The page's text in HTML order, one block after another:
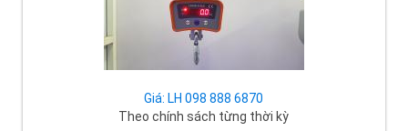
Giá: LH 098 888 6870
Theo chính sách từng thời kỳ